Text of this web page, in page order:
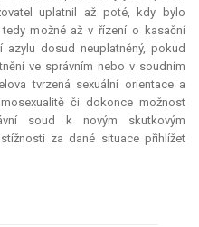
uplatnil až poté, kdy bylo
možné až v řízení o kasační
dosud neuplatněný, pokud
ve správním nebo v soudním
tvrzená sexuální orientace a
či dokonce možnost
soud k novým skutkovým
za dané situace přihlížet